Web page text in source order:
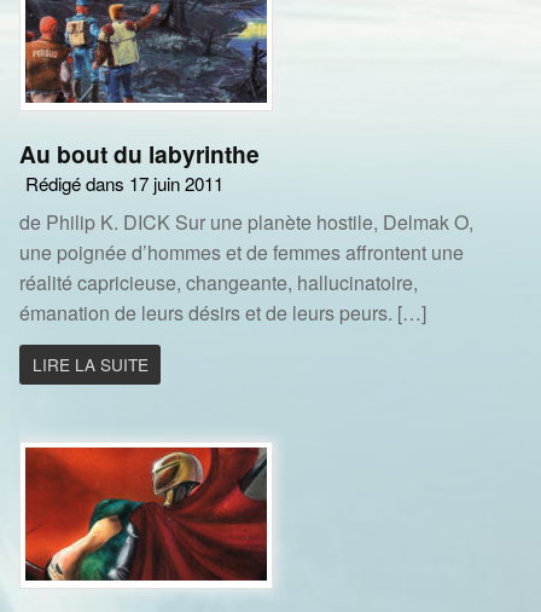
Au bout du labyrinthe
Rédigé dans 17 juin 2011
de Philip K. DICK Sur une planète hostile, Delmak O,
une poignée d’hommes et de femmes affrontent une
réalité capricieuse, changeante, hallucinatoire,
émanation de leurs désirs et de leurs peurs. […]
LIRE LA SUITE